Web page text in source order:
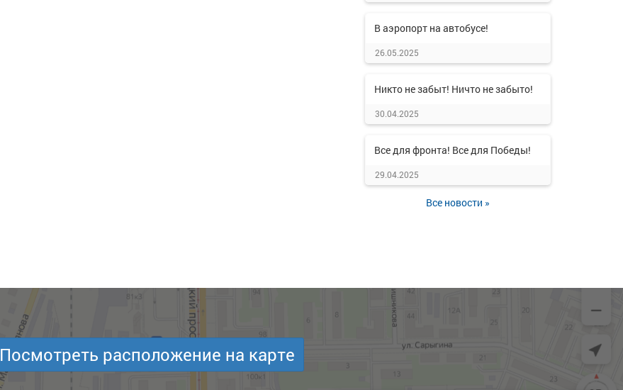
В аэропорт на автобусе!
26.05.2025
Никто не забыт! Ничто не забыто!
30.04.2025
Все для фронта! Все для Победы!
29.04.2025
Все новости »
Посмотреть расположение на карте